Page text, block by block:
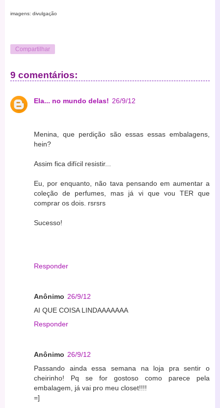
imagens: divulgação
Compartilhar
9 comentários:
Ela... no mundo delas! 26/9/12
Menina, que perdição são essas essas embalagens,
hein?
Assim fica difícil resistir...
Eu, por enquanto, não tava pensando em aumentar a
coleção de perfumes, mas já vi que vou TER que
comprar os dois. rsrsrs
Sucesso!
Responder
Anônimo 26/9/12
AI QUE COISA LINDAAAAAAA
Responder
Anônimo 26/9/12
Passando ainda essa semana na loja pra sentir o
cheirinho! Pq se for gostoso como parece pela
embalagem, já vai pro meu closet!!!!
=]